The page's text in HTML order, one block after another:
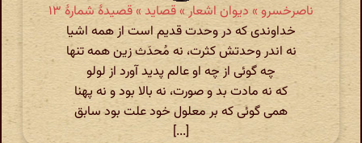
ناصرخسرو » دیوان اشعار » قصاید » قصیدهٔ شمارهٔ ۱۳
خداوندی که در وحدت قدیم است از همه اشیا
نه اندر وحدتش کثرت، نه مُحدَث زین همه تنها
چه گوئی از چه او عالم پدید آورد از لولو
که نه مادت بد و صورت، نه بالا بود و نه پهنا
همی گوئی که بر معلول خود علت بود سابق
[...]